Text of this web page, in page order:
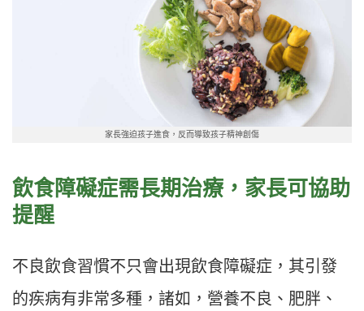
家長強迫孩子進食，反而導致孩子精神創傷
飲食障礙症需長期治療，家長可協助
提醒
不良飲食習慣不只會出現飲食障礙症，其引發
的疾病有非常多種，諸如，營養不良、肥胖、